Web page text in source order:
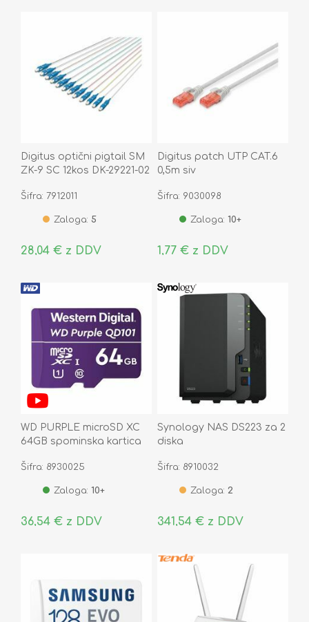
Digitus optični pigtail SM
ZK-9 SC 12kos DK-29221-02
Šifra: 7912011
Zaloga: 5
28,04 € z DDV
Digitus patch UTP CAT.6
0,5m siv
Šifra: 9030098
Zaloga: 10+
1,77 € z DDV
WD PURPLE microSD XC
64GB spominska kartica
Šifra: 8930025
Zaloga: 10+
36,54 € z DDV
Synology NAS DS223 za 2
diska
Šifra: 8910032
Zaloga: 2
341,54 € z DDV